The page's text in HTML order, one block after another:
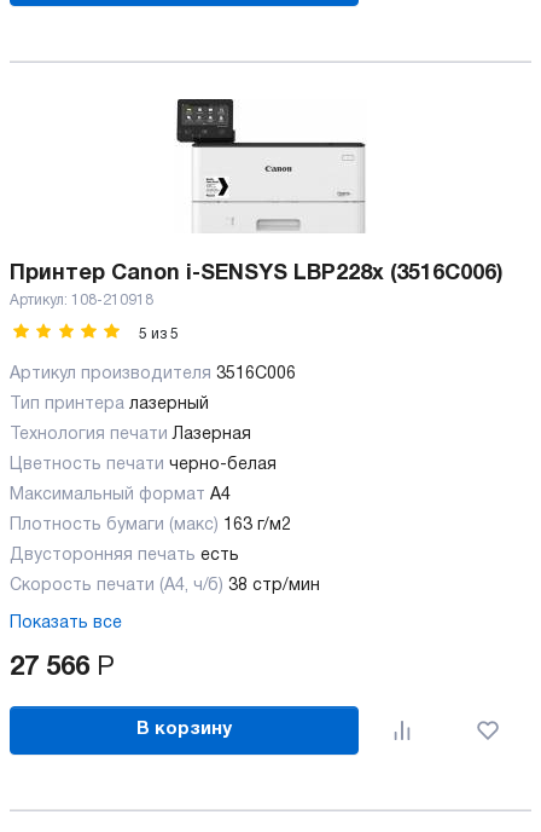
Принтер Canon i-SENSYS LBP228x (3516C006)
Артикул: 108-210918
5 из 5
Артикул производителя 3516C006
Тип принтера лазерный
Технология печати Лазерная
Цветность печати черно-белая
Максимальный формат А4
Плотность бумаги (макс) 163 г/м2
Двусторонняя печать есть
Скорость печати (А4, ч/б) 38 стр/мин
Показать все
27 566 Р
В корзину